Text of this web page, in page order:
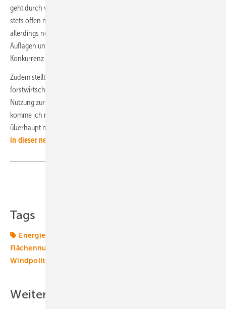
geht durch viele verschiedene Regionen Deutschlands, die Augen
stets offen nach einer lukrativen Chance. Auf dem Weg dorthin wartet
allerdings noch eine ganze Reihe an Prüfverfahren, Analysen,
Auflagen und langwierigen Formalitäten – dabei permanent die
Konkurrenz im Nacken.
Zudem stellt sich die Frage: Welche Besitzer von land- oder
forstwirtschaftlichen Flächen möchten selbige zur Windenergie-
Nutzung zur Verfügung stellen? Wo sind diese Flächenbesitzer, wie
komme ich mit ihnen in Kontakt und ist es auf ihren Flächen dann
überhaupt möglich, Windräder zu errichten?
in dieser neuen Podcast-Folge.
Tags
Energiemarkt
Flächennutzungsplan
Windpolitik
Weitere Inhalte